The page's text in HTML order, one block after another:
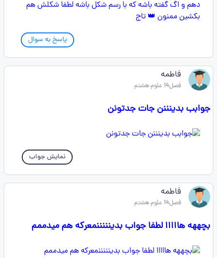
پاسخ به سوال
فاطمه
فصل14 علوم هشتم
جوابب بدینننن جات جدتونن
نمایش جواب
فاطمه
فصل14 علوم هشتم
بچههه هااااا لطفا جواب بدینننننمعرکه هم میدممم